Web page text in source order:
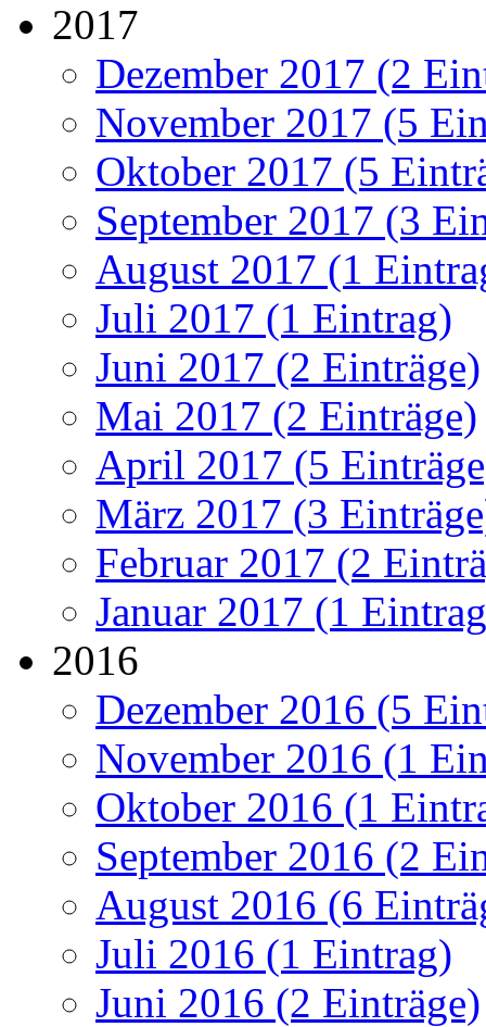
2017
Dezember 2017 (2
November 2017 (5
Oktober 2017 (5
September 2017 (3
August 2017 (1
Juli 2017 (1 Eintrag)
Juni 2017 (2 Einträge)
Mai 2017 (2 Einträge)
April 2017 (5
März 2017 (3
Februar 2017 (2
Januar 2017 (1
2016
Dezember 2016 (5
November 2016 (1
Oktober 2016 (1
September 2016 (2
August 2016 (6
Juli 2016 (1 Eintrag)
Juni 2016 (2 Einträge)